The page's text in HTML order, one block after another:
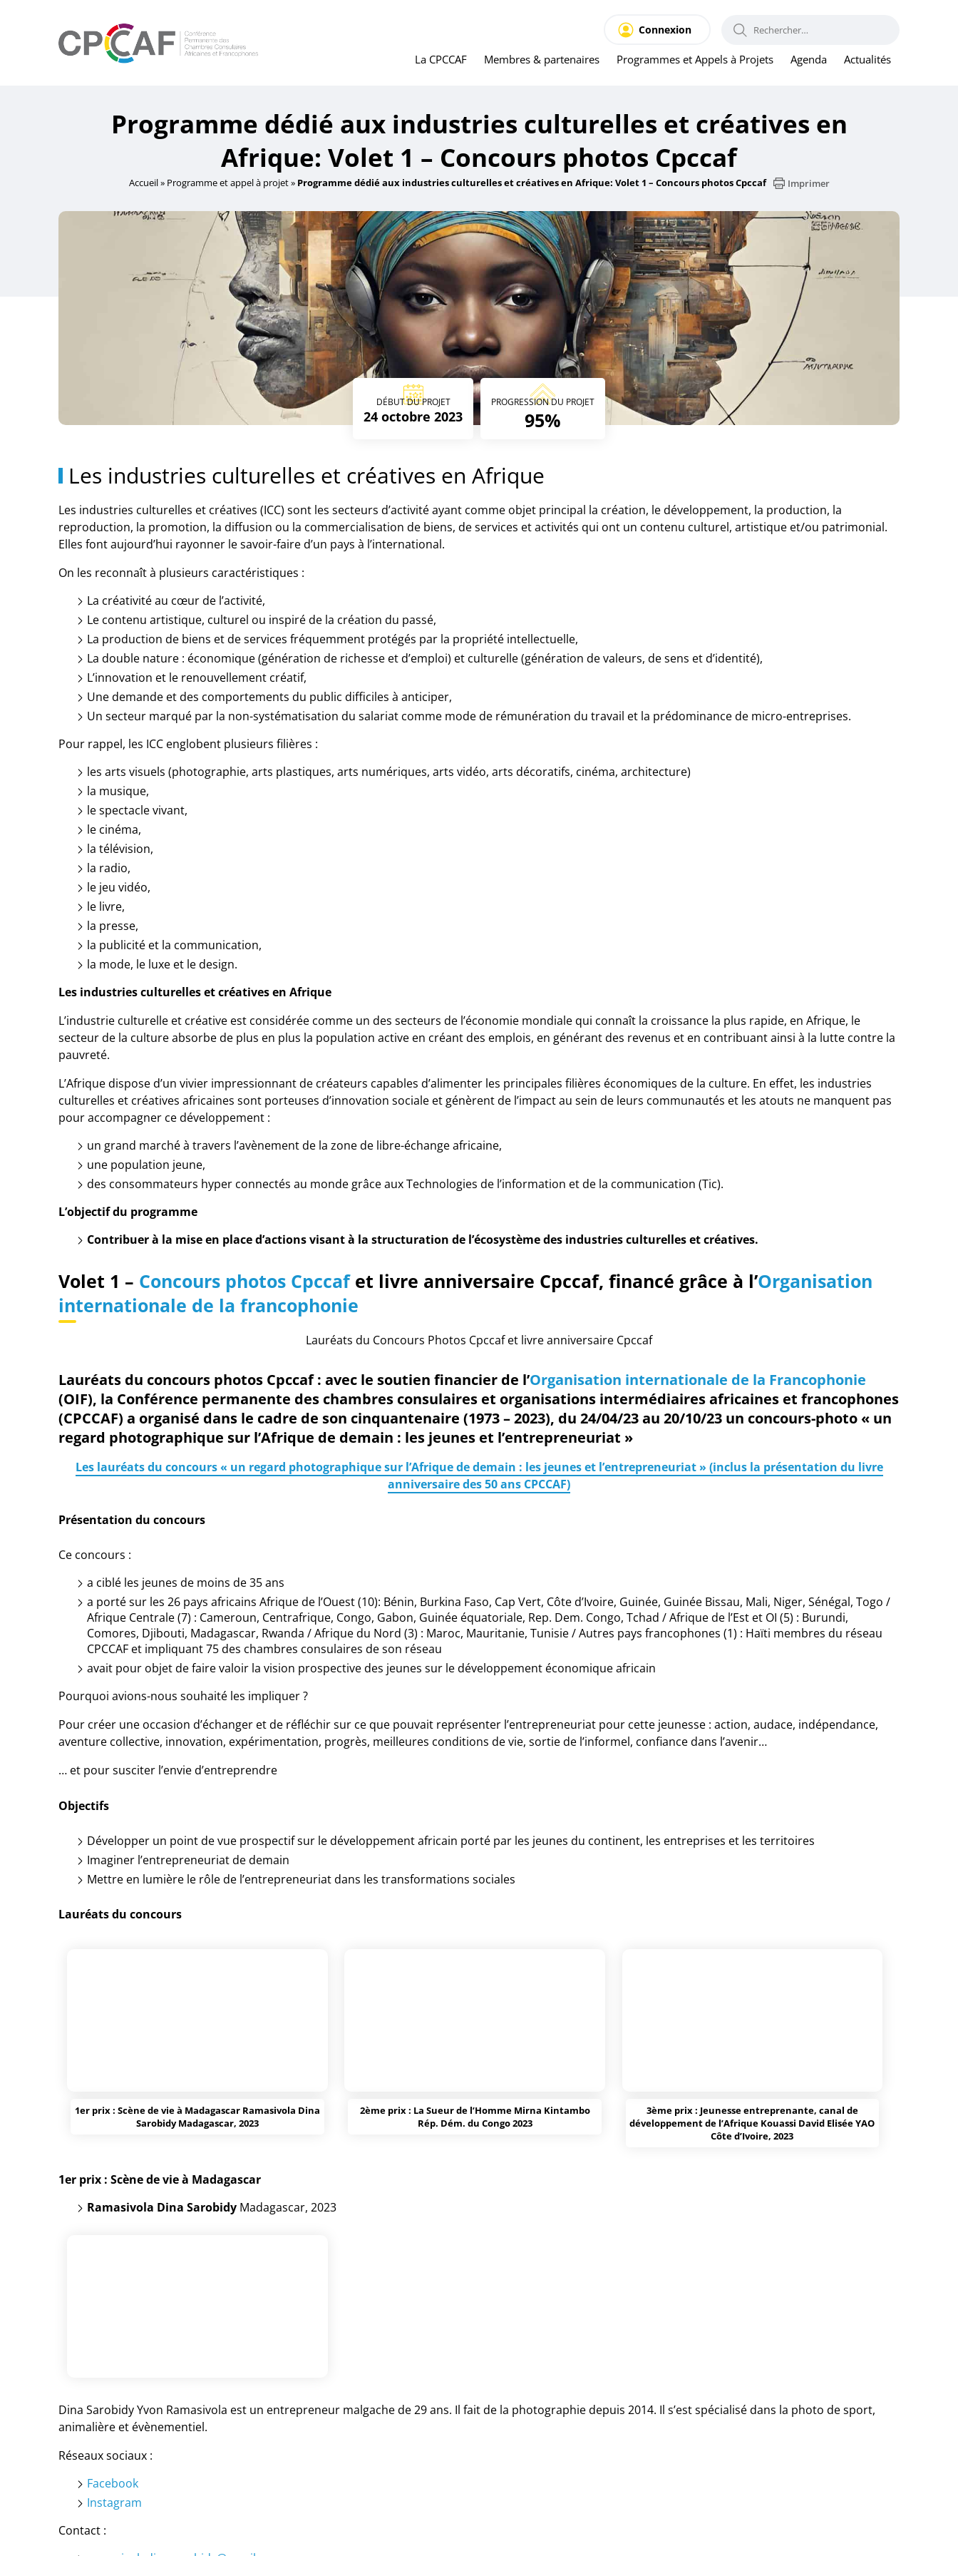
La CPCCAF Membres & partenaires Programmes et Appels à Projets Agenda Actualités
Connexion RECHERCHER :
Programme dédié aux industries culturelles et créatives en
Afrique: Volet 1 – Concours photos Cpccaf
Accueil» Programme et appel à projet» Programme dédié aux industries culturelles et créatives en Afrique: Volet 1 – Concours photos Cpccaf Imprimer
DÉBUT DU PROJET
24 octobre 2023
PROGRESSION DU PROJET
95%
Les industries culturelles et créatives en Afrique
Les industries culturelles et créatives (ICC) sont les secteurs d’activité ayant comme objet principal la création, le développement, la production, la
reproduction, la promotion, la diffusion ou la commercialisation de biens, de services et activités qui ont un contenu culturel, artistique et/ou patrimonial.
Elles font aujourd’hui rayonner le savoir-faire d’un pays à l’international.
On les reconnaît à plusieurs caractéristiques :
La créativité au cœur de l’activité,
Le contenu artistique, culturel ou inspiré de la création du passé,
La production de biens et de services fréquemment protégés par la propriété intellectuelle,
La double nature : économique (génération de richesse et d’emploi) et culturelle (génération de valeurs, de sens et d’identité),
L’innovation et le renouvellement créatif,
Une demande et des comportements du public difficiles à anticiper,
Un secteur marqué par la non-systématisation du salariat comme mode de rémunération du travail et la prédominance de micro-entreprises.
Pour rappel, les ICC englobent plusieurs filières :
les arts visuels (photographie, arts plastiques, arts numériques, arts vidéo, arts décoratifs, cinéma, architecture)
la musique,
le spectacle vivant,
le cinéma,
la télévision,
la radio,
le jeu vidéo,
le livre,
la presse,
la publicité et la communication,
la mode, le luxe et le design.
Les industries culturelles et créatives en Afrique
L’industrie culturelle et créative est considérée comme un des secteurs de l’économie mondiale qui connaît la croissance la plus rapide, en Afrique, le
secteur de la culture absorbe de plus en plus la population active en créant des emplois, en générant des revenus et en contribuant ainsi à la lutte contre la
pauvreté.
L’Afrique dispose d’un vivier impressionnant de créateurs capables d’alimenter les principales filières économiques de la culture. En effet, les industries
culturelles et créatives africaines sont porteuses d’innovation sociale et génèrent de l’impact au sein de leurs communautés et les atouts ne manquent pas
pour accompagner ce développement :
un grand marché à travers l’avènement de la zone de libre-échange africaine,
une population jeune,
des consommateurs hyper connectés au monde grâce aux Technologies de l’information et de la communication (Tic).
L’objectif du programme
Contribuer à la mise en place d’actions visant à la structuration de l’écosystème des industries culturelles et créatives.
Volet 1 – Concours photos Cpccafet livre anniversaire Cpccaf, financé grâce à l’Organisation
internationale de la francophonie
Lauréats du Concours Photos Cpccaf et livre anniversaire Cpccaf
Lauréats du concours photos Cpccaf : avec le soutien financier de l’Organisation internationale de la Francophonie
(OIF), la Conférence permanente des chambres consulaires et organisations intermédiaires africaines et francophones
(CPCCAF) a organisé dans le cadre de son cinquantenaire (1973 – 2023), du 24/04/23 au 20/10/23 un concours-photo « un
regard photographique sur l’Afrique de demain : les jeunes et l’entrepreneuriat »
Les lauréats du concours « un regard photographique sur l’Afrique de demain : les jeunes et l’entrepreneuriat » (inclus la présentation du livre
anniversaire des 50 ans CPCCAF)
Présentation du concours
Ce concours :
a ciblé les jeunes de moins de 35 ans
a porté sur les 26 pays africains Afrique de l’Ouest (10): Bénin, Burkina Faso, Cap Vert, Côte d’Ivoire, Guinée, Guinée Bissau, Mali, Niger, Sénégal, Togo /
Afrique Centrale (7) : Cameroun, Centrafrique, Congo, Gabon, Guinée équatoriale, Rep. Dem. Congo, Tchad /Afrique de l’Est et OI (5) : Burundi,
Comores, Djibouti, Madagascar, Rwanda /Afrique du Nord (3) : Maroc, Mauritanie, Tunisie /Autres pays francophones (1) : Haïti membres du réseau
CPCCAF et impliquant 75 des chambres consulaires de son réseau
avait pour objet defaire valoir la vision prospective des jeunes sur le développement économique africain
Pourquoi avions-nous souhaité les impliquer ?
Pour créer une occasion d’échanger et de réfléchir sur ce que pouvait représenter l’entrepreneuriat pour cette jeunesse : action, audace, indépendance,
aventure collective, innovation, expérimentation, progrès, meilleures conditions de vie, sortie de l’informel, confiance dans l’avenir…
… et poursusciter l’envie d’entreprendre
Objectifs
Développer un point de vue prospectif sur le développement africain porté par les jeunes du continent, les entreprises et les territoires
Imaginer l’entrepreneuriat de demain
Mettre en lumière le rôle de l’entrepreneuriat dans les transformations sociales
Lauréats du concours
1er prix : Scène de vie à Madagascar Ramasivola Dina
Sarobidy Madagascar, 2023
2ème prix : La Sueur de l’Homme Mirna Kintambo
Rép. Dém. du Congo 2023
3ème prix : Jeunesse entreprenante, canal de
développement de l’Afrique Kouassi David Elisée YAO
Côte d’Ivoire, 2023
1er prix : Scène de vieà Madagascar
Ramasivola Dina Sarobidy Madagascar, 2023
Dina Sarobidy Yvon Ramasivola est un entrepreneur malgache de 29 ans. Il fait de la photographie depuis 2014. Il s’est spécialisé dans la photo de sport,
animalière et évènementiel.
Réseaux sociaux :
Facebook
Instagram
Contact :